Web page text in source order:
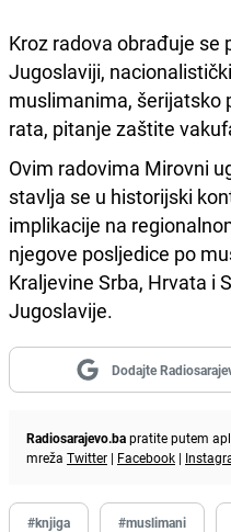
Kroz radova obrađuje
Jugoslaviji,
muslimanima, šerijatsko
rata, pitanje zaštite
Ovim radovima Mirovni
stavlja se u historijski
implikacije na
njegove posljedice po
Kraljevine Srba, Hrvata i
Jugoslavije.
Dodajte
Radiosarajevo.bapratite putem
mreža Twitter | Facebook |
#knjiga #muslimani